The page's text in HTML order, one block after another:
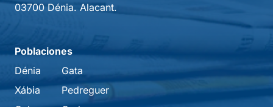
03700 Dénia. Alacant.
Poblaciones
Dénia
Xábia
Gata
Pedreguer